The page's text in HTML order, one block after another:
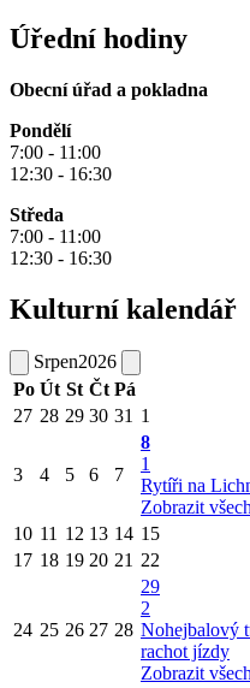
Úřední hodiny
Obecní úřad a pokladna
Pondělí
7:00 - 11:00
12:30 - 16:30
Středa
7:00 - 11:00
12:30 - 16:30
Kulturní kalendář
Srpen2026
Po Út St Čt Pá
27 28 29 30 31 1
3 4 5 6 7
8
1
Rytíři na
Zobrazit
10 11 12 13 14 15
17 18 19 20 21 22
24 25 26 27 28
29
2
Nohejbalový
rachot jízdy
Zobrazit